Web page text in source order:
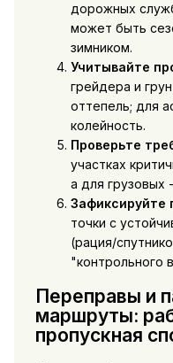
дорожных
может быть
зимником.
Учитывайте
грейдера и
оттепель; для
колейность.
Проверьте
участках
а для грузовых
Зафиксируйте
точки с
(рация/
"контрольного
Переправы и
маршруты:
пропускная